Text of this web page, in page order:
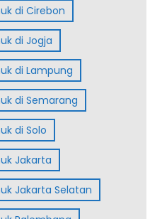
di Cirebon
di Jogja
di Lampung
di Semarang
di Solo
Jakarta
Jakarta Selatan